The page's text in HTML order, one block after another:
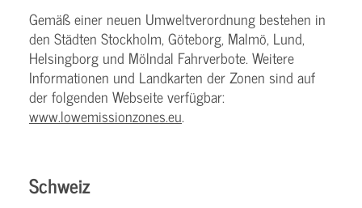
Gemäß einer neuen Umweltverordnung bestehen in
den Städten Stockholm, Göteborg, Malmö, Lund,
Helsingborg und Mölndal Fahrverbote. Weitere
Informationen und Landkarten der Zonen sind auf
der folgenden Webseite verfügbar:
www.lowemissionzones.eu.
Schweiz